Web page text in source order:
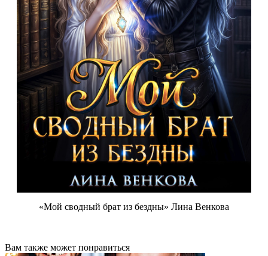
«Мой сводный брат из бездны» Лина Венкова
Вам также может понравиться